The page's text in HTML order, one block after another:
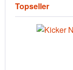
Topseller